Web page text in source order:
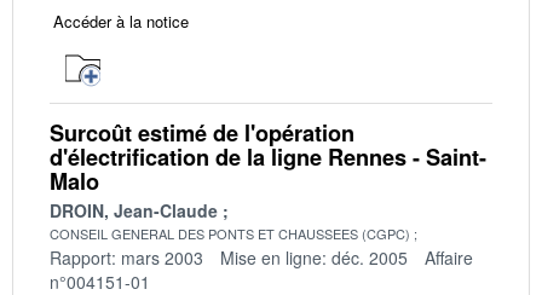
Accéder à la notice
Surcoût estimé de l'opération
d'électrification de la ligne Rennes - Saint-
Malo
DROIN, Jean-Claude
CONSEIL GENERAL DES PONTS ET CHAUSSEES (CGPC)
Rapport: mars 2003 Mise en ligne: déc. 2005
Affaire
n°004151-01